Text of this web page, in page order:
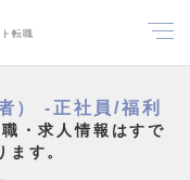
転職
） -正社員/福利
・求人情報はすで
ます。